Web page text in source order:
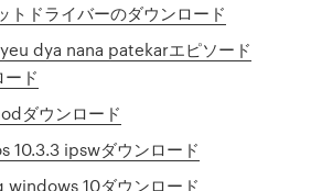
トドライバーのダウンロード
dya nana patekarエピソード
ド
ダウンロード
10.3.3 ipswダウンロード
10ダウンロード